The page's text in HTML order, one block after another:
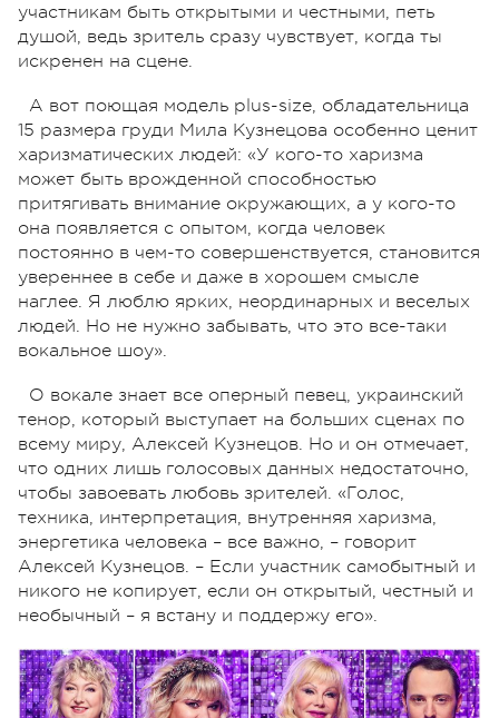
участникам быть открытыми и честными, петь
душой, ведь зритель сразу чувствует, когда ты
искренен на сцене.
А вот поющая модель plus-size, обладательница
15 размера груди Мила Кузнецова особенно ценит
харизматических людей: «У кого-то харизма
может быть врожденной способностью
притягивать внимание окружающих, а у кого-то
она появляется с опытом, когда человек
постоянно в чем-то совершенствуется, становится
увереннее в себе и даже в хорошем смысле
наглее. Я люблю ярких, неординарных и веселых
людей. Но не нужно забывать, что это все-таки
вокальное шоу».
О вокале знает все оперный певец, украинский
тенор, который выступает на больших сценах по
всему миру, Алексей Кузнецов. Но и он отмечает,
что одних лишь голосовых данных недостаточно,
чтобы завоевать любовь зрителей. «Голос,
техника, интерпретация, внутренняя харизма,
энергетика человека – все важно, – говорит
Алексей Кузнецов. – Если участник самобытный и
никого не копирует, если он открытый, честный и
необычный – я встану и поддержу его».